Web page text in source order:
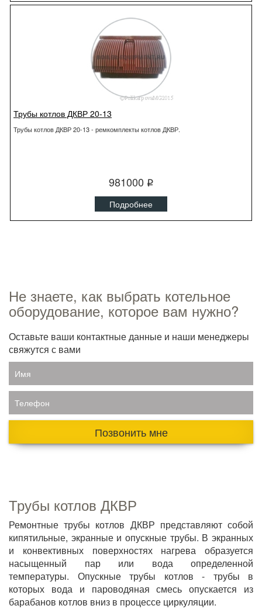
Трубы котлов ДКВР 20-13
Трубы котлов ДКВР 20-13 - ремкомплекты котлов ДКВР.
981000 q
Подробнее
Не знаете, как выбрать котельное
оборудование, которое вам нужно?
Оставьте ваши контактные данные и наши менеджеры
свяжутся с вами
Имя
Телефон
Позвонить мне
Трубы котлов ДКВР
Ремонтные трубы котлов ДКВР представляют собой
кипятильные, экранные и опускные трубы. В экранных
и конвективных поверхностях нагрева образуется
насыщенный пар или вода определенной
температуры. Опускные трубы котлов - трубы в
которых вода и пароводяная смесь опускается из
барабанов котлов вниз в процессе циркуляции.